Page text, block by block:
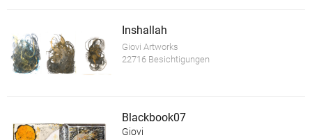
Inshallah
Giovi Artworks
22716 Besichtigungen
Blackbook07
Giovi